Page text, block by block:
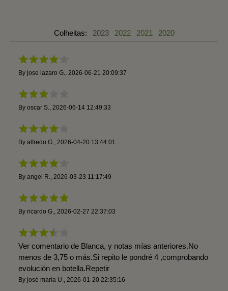
Colheitas: 2023 2022 2021 2020
By jose lazaro G. 2026-06-21 20:09:37
By oscar S. 2026-06-14 12:49:33
By alfredo G. 2026-04-20 13:44:01
By angel R. 2026-03-23 11:17:49
By ricardo G. 2026-02-27 22:37:03
Ver comentario de Blanca, y notas mías anteriores.No
menos de 3,75 o más.Si repito le pondré 4 ,comprobando
evolución en botella.Repetir
By josé maría U. 2026-01-20 22:35:16